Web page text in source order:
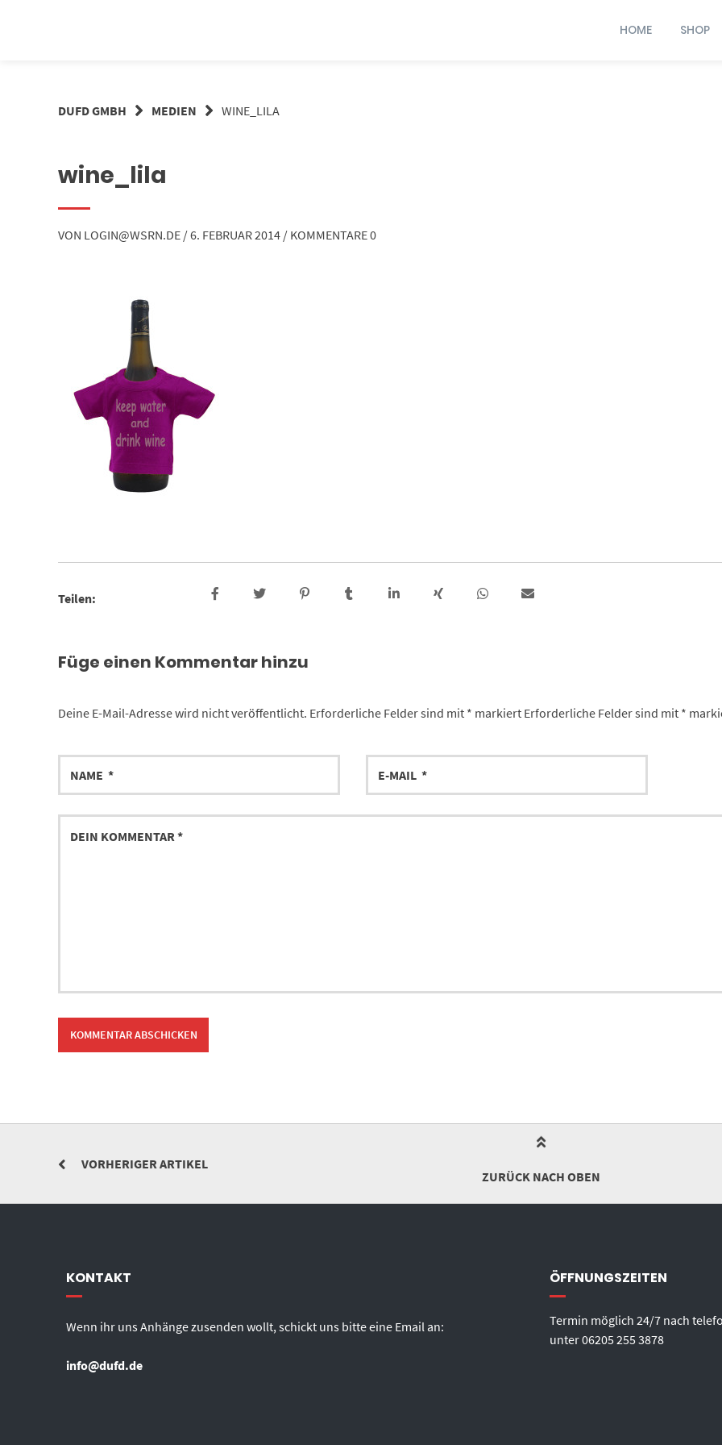
HOME SHOP
DUFD GMBH MEDIEN WINE_LILA
wine_lila
VON LOGIN@WSRN.DE /6. FEBRUAR 2014 / KOMMENTARE 0
Teilen:
Füge einen Kommentar hinzu
Deine E-Mail-Adresse wird nicht veröffentlicht. Erforderliche Felder sind mit * markiertErforderliche Felder sind mit *
VORHERIGER ARTIKEL
ZURÜCK NACH OBEN
KONTAKT
Wenn ihr uns Anhänge zusenden wollt, schickt uns bitte eine Email an:
info@dufd.de
ÖFFNUNGSZEITEN
Termin möglich 24/7 nach
unter06205 255 3878